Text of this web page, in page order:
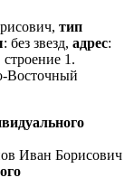
тип
: без звезд, адрес:
1.
Восточный
Иван Борисович